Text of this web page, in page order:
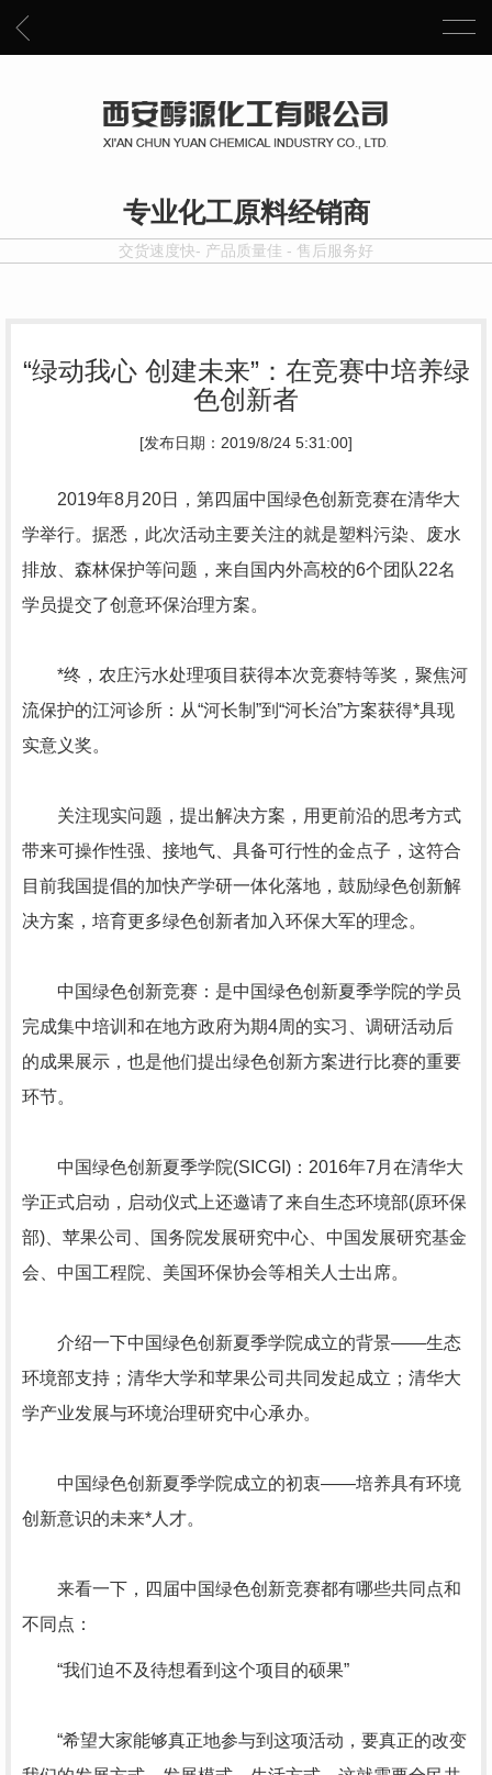
专业化工原料经销商
交货速度快- 产品质量佳 - 售后服务好
“绿动我心 创建未来”：在竞赛中培养绿
色创新者
[发布日期：2019/8/24 5:31:00]
2019年8月20日，第四届中国绿色创新竞赛在清华大
学举行。据悉，此次活动主要关注的就是塑料污染、废水
排放、森林保护等问题，来自国内外高校的6个团队22名
学员提交了创意环保治理方案。
*终，农庄污水处理项目获得本次竞赛特等奖，聚焦河
流保护的江河诊所：从“河长制”到“河长治”方案获得*具现
实意义奖。
关注现实问题，提出解决方案，用更前沿的思考方式
带来可操作性强、接地气、具备可行性的金点子，这符合
目前我国提倡的加快产学研一体化落地，鼓励绿色创新解
决方案，培育更多绿色创新者加入环保大军的理念。
中国绿色创新竞赛：是中国绿色创新夏季学院的学员
完成集中培训和在地方政府为期4周的实习、调研活动后
的成果展示，也是他们提出绿色创新方案进行比赛的重要
环节。
中国绿色创新夏季学院(SICGI)：2016年7月在清华大
学正式启动，启动仪式上还邀请了来自生态环境部(原环保
部)、苹果公司、国务院发展研究中心、中国发展研究基金
会、中国工程院、美国环保协会等相关人士出席。
介绍一下中国绿色创新夏季学院成立的背景——生态
环境部支持；清华大学和苹果公司共同发起成立；清华大
学产业发展与环境治理研究中心承办。
中国绿色创新夏季学院成立的初衷——培养具有环境
创新意识的未来*人才。
来看一下，四届中国绿色创新竞赛都有哪些共同点和
不同点：
“我们迫不及待想看到这个项目的硕果”
“希望大家能够真正地参与到这项活动，要真正的改变